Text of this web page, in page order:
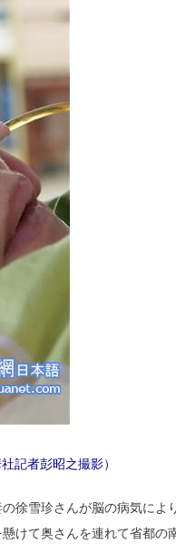
記者彭昭之撮影）
徐雪珍さんが脳の病気によ
けて奥さんを連れて省都の